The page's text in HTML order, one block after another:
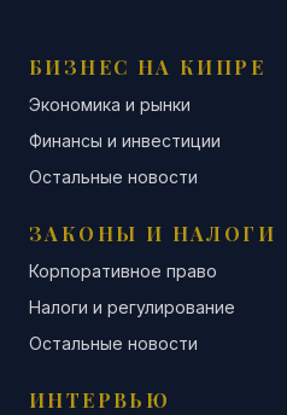
БИЗНЕС НА КИПРЕ
Экономика и рынки
Финансы и инвестиции
Остальные новости
ЗАКОНЫ И НАЛОГИ
Корпоративное право
Налоги и регулирование
Остальные новости
ИНТЕРВЬЮ